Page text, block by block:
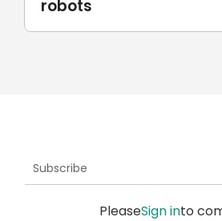
Subscribe
PleaseSign into